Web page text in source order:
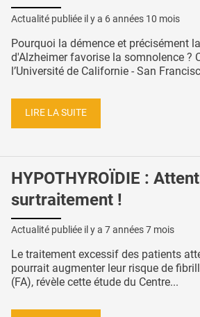
Actualité publiée il y a 6 années 10 mois
Pourquoi la démence et précisément
d'Alzheimer favorise la somnolence ?
l’Université de Californie - San
LIRE LA SUITE
HYPOTHYROÏDIE :
surtraitement !
Actualité publiée il y a 7 années 7 mois
Le traitement excessif des patients
pourrait augmenter leur risque de
(FA), révèle cette étude du Centre...